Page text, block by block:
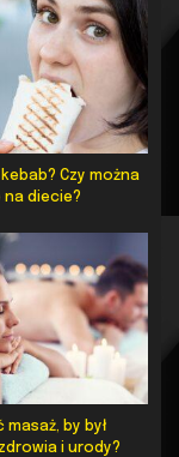
kebab? Czy można
na diecie?
by był
i urody?